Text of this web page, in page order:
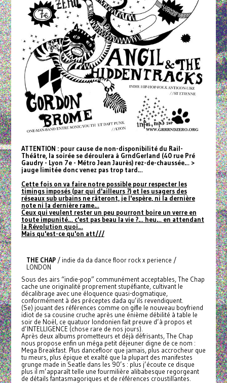
ATTENTION : pour cause de non-disponibilité du Rail-
Théâtre, la soirée se déroulera à GrndGerland (40 rue Pré
Gaudry - Lyon 7e - Métro Jean Jaurès) rez-de-chaussée… >
jauge limitée donc venez pas trop tard…
Cette fois on va faire notre possible pour respecter les
timings imposés (par qui d'ailleurs ?) et les usagers des
réseaux sub urbains ne râteront, je l'espère, ni la dernière
note ni la dernière rame…
Ceux qui veulent rester un peu pourront boire un verre en
toute impunité… c'est pas beau la vie ?… heu… en attendant
la Révolution quoi…
Mais qu'est-ce qu'on att///
THE CHAP/ indie da da dance floor rock x perience /
LONDON
Sous des airs “indie-pop” communément acceptables, The Chap
cache une originalité proprement stupéfiante, cultivant le
décalibrage avec une éloquence quasi-dogmatique,
conformément à des préceptes dada qu’ils revendiquent.
(Se) jouant des références comme on gifle le nouveau boyfriend
idiot de sa cousine cruche après une énième débilité à table le
soir de Noël, ce quatuor londonien fait preuve d’à propos et
d’INTELLIGENCE (chose rare de nos jours).
Après deux albums prometteurs et déjà défrisants, The Chap
nous propose enfin un méga petit déjeuner digne de ce nom :
Mega Breakfast. Plus dancefloor que jamais, plus accrocheur que
tu meurs, plus épique et exalté que la plupart des manifestes
grunge made in Seatle dans les 90’s : plus j’écoute ce disque
plus il m’apparaît telle une fourmilière alibabesque regorgeant
de détails fantasmagoriques et de références croustillantes.